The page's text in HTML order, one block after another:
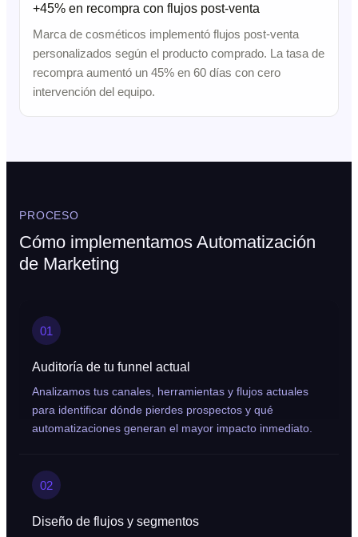
+45% en recompra con flujos post-venta
Marca de cosméticos implementó flujos post-venta
personalizados según el producto comprado. La tasa de
recompra aumentó un 45% en 60 días con cero
intervención del equipo.
PROCESO
Cómo implementamos Automatización
de Marketing
01
Auditoría de tu funnel actual
Analizamos tus canales, herramientas y flujos actuales
para identificar dónde pierdes prospectos y qué
automatizaciones generan el mayor impacto inmediato.
02
Diseño de flujos y segmentos